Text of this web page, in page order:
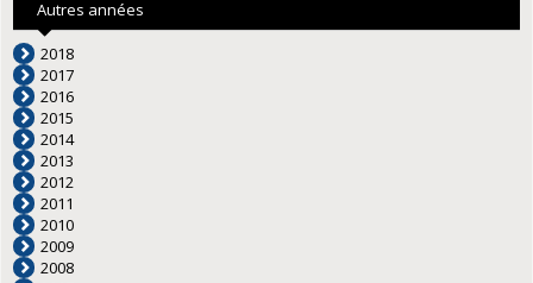
Autres années
2018
2017
2016
2015
2014
2013
2012
2011
2010
2009
2008